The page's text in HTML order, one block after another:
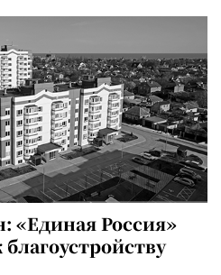
«Единая Россия»